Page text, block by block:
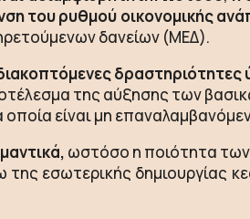
του ρυθμού οικονομικής
δανείων (ΜΕΔ).
της αύξησης των
είναι μη
ωστόσο η ποιότητα των
εσωτερικής δημιουργίας